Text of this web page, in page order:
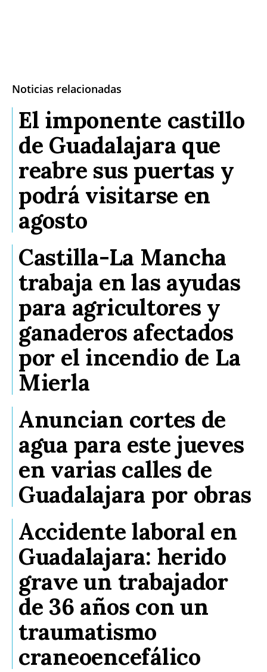
Noticias relacionadas
El imponente castillo
de Guadalajara que
reabre sus puertas y
podrá visitarse en
agosto
Castilla-La Mancha
trabaja en las ayudas
para agricultores y
ganaderos afectados
por el incendio de La
Mierla
Anuncian cortes de
agua para este jueves
en varias calles de
Guadalajara por obras
Accidente laboral en
Guadalajara: herido
grave un trabajador
de 36 años con un
traumatismo
craneoencefálico